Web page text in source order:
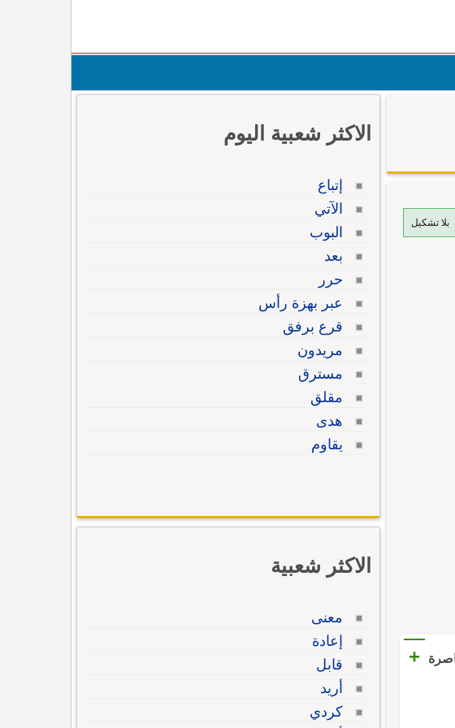
بلا تشكيل
+
الاكثر شعبية اليوم
إتباع
الآتي
البوب
بعد
حرر
عبر بهزة رأس
قرع برفق
مريدون
مسترق
مقلق
هدى
يقاوم
الاكثر شعبية
معنى
إعادة
قابل
أريد
كردي